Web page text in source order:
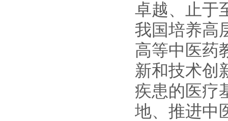
卓越、止于
我国培养高
高等中医药
新和技术创
疾患的医疗
地、推进中